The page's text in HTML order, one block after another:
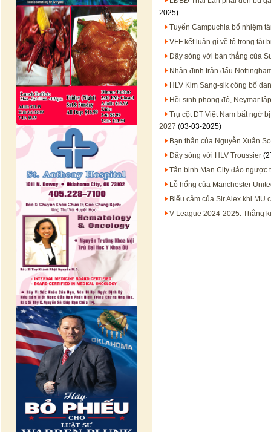
2025)
Tuyển Campuchia bổ nhiệm
VFF kết luận gì về tổ trọng tài
Dậy sóng với bàn thắng của
Nhận định trận đấu
HLV Kim Sang-sik công bố
Hồi sinh phong độ, Neymar
Trụ cột ĐT Việt Nam bất ngờ
2027 (03-03-2025)
Bạn thân của Nguyễn Xuân
Dậy sóng với HLV Troussier
Tân binh Man City đảo ngược
Lỗ hổng của Manchester
Biểu cảm của Sir Alex khi MU
V-League 2024-2025: Thắng